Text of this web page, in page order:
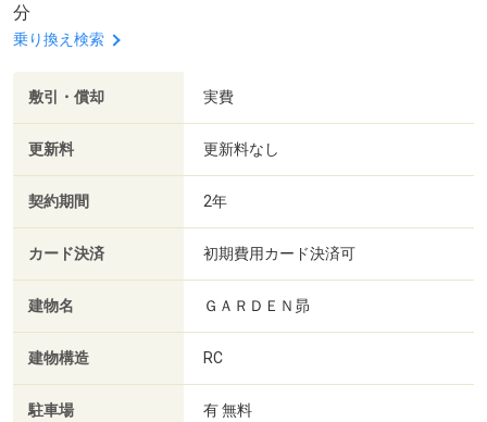
分
乗り換え検索
敷引・償却 実費
更新料 更新料なし
契約期間 2年
カード決済 初期費用カード決済可
建物名 ＧＡＲＤＥＮ昴
建物構造 RC
駐車場 有 無料